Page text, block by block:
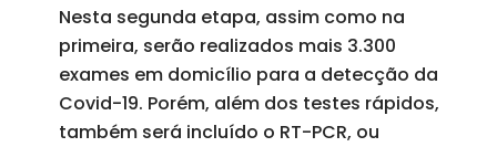
Nesta segunda etapa, assim como na
primeira, serão realizados mais 3.300
exames em domicílio para a detecção da
Covid-19. Porém, além dos testes rápidos,
também será incluído o RT-PCR, ou